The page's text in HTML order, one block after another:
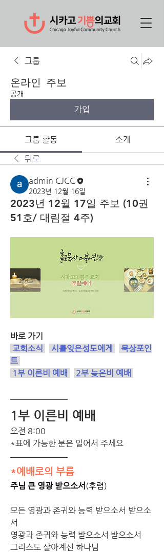
그룹
온라인 주보
공개
가입
그룹 활동
소개
뒤로
admin CJCC
2023년 12월 16일
2023년 12월 17일 주보 (10권
51호/ 대림절 4주)
바로 가기
교회소식
시를잊은성도에게
묵상포인
트
1부 이른비 예배
2부 늦은비 예배
1부 이른비 예배
오전 8:00
*표에 가능한 분은 일어서 주세요
*예배로의 부름
주님 큰 영광 받으소서 (후렴)
모든 영광과 존귀와 능력 받으소서 받으소
서
영광과 존귀와 능력 받으소서 받으소서
그리스도 살아계신 하나님